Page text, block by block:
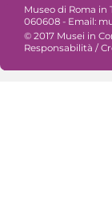
Museo di Roma in
060608 - Email:
© 2017 Musei in
Responsabilità /